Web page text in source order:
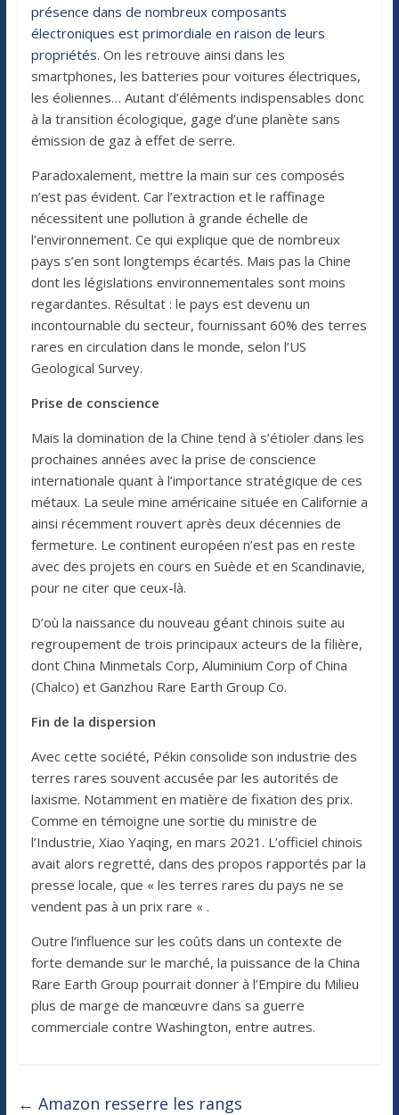
présence dans de nombreux composants
électroniques est primordiale en raison de leurs
propriétés. On les retrouve ainsi dans les
smartphones, les batteries pour voitures électriques,
les éoliennes… Autant d’éléments indispensables donc
à la transition écologique, gage d’une planète sans
émission de gaz à effet de serre.
Paradoxalement, mettre la main sur ces composés
n’est pas évident. Car l’extraction et le raffinage
nécessitent une pollution à grande échelle de
l’environnement. Ce qui explique que de nombreux
pays s’en sont longtemps écartés. Mais pas la Chine
dont les législations environnementales sont moins
regardantes. Résultat : le pays est devenu un
incontournable du secteur, fournissant 60% des terres
rares en circulation dans le monde, selon l’US
Geological Survey.
Prise de conscience
Mais la domination de la Chine tend à s’étioler dans les
prochaines années avec la prise de conscience
internationale quant à l’importance stratégique de ces
métaux. La seule mine américaine située en Californie a
ainsi récemment rouvert après deux décennies de
fermeture. Le continent européen n’est pas en reste
avec des projets en cours en Suède et en Scandinavie,
pour ne citer que ceux-là.
D’où la naissance du nouveau géant chinois suite au
regroupement de trois principaux acteurs de la filière,
dont China Minmetals Corp, Aluminium Corp of China
(Chalco) et Ganzhou Rare Earth Group Co.
Fin de la dispersion
Avec cette société, Pékin consolide son industrie des
terres rares souvent accusée par les autorités de
laxisme. Notamment en matière de fixation des prix.
Comme en témoigne une sortie du ministre de
l’Industrie, Xiao Yaqing, en mars 2021. L’officiel chinois
avait alors regretté, dans des propos rapportés par la
presse locale, que « les terres rares du pays ne se
vendent pas à un prix rare « .
Outre l’influence sur les coûts dans un contexte de
forte demande sur le marché, la puissance de la China
Rare Earth Group pourrait donner à l’Empire du Milieu
plus de marge de manœuvre dans sa guerre
commerciale contre Washington, entre autres.
← Amazon resserre les rangs